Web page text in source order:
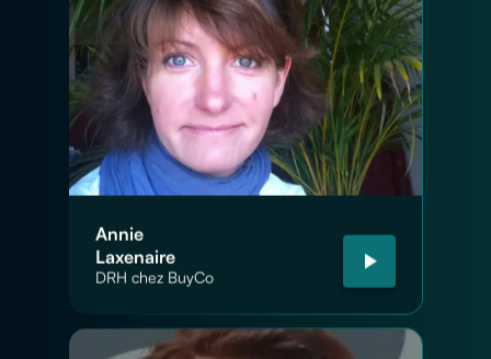
Annie
Laxenaire
DRH chez BuyCo